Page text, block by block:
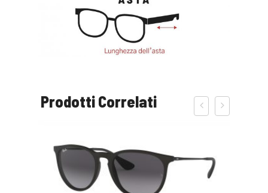
Prodotti Correlati